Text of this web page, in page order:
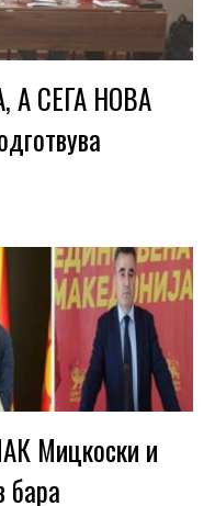
А СЕГА НОВА
Мицкоски и
бара